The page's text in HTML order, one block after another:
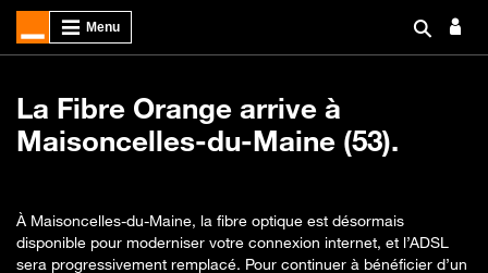
La Fibre Orange arrive à
Maisoncelles-du-Maine (53).
À Maisoncelles-du-Maine, la fibre optique est désormais
disponible pour moderniser votre connexion internet, et l’ADSL
sera progressivement remplacé. Pour continuer à bénéficier d’un